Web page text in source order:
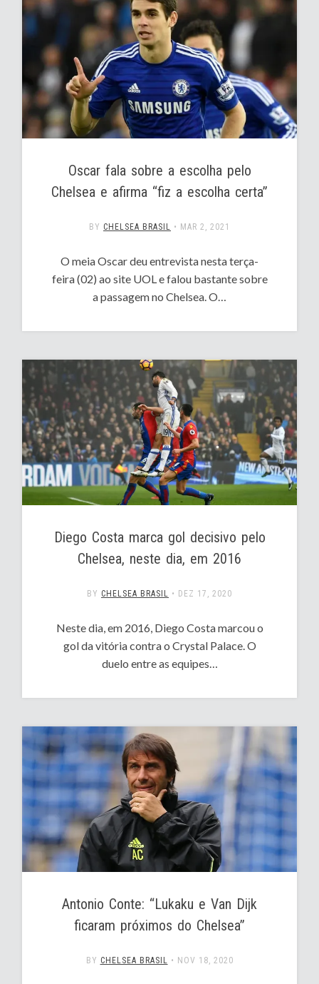
Oscar fala sobre a escolha pelo
Chelsea e afirma “fiz a escolha certa”
BY CHELSEA BRASIL • MAR 2, 2021
O meia Oscar deu entrevista nesta terça-
feira (02) ao site UOL e falou bastante sobre
a passagem no Chelsea. O…
Diego Costa marca gol decisivo pelo
Chelsea, neste dia, em 2016
BY CHELSEA BRASIL • DEZ 17, 2020
Neste dia, em 2016, Diego Costa marcou o
gol da vitória contra o Crystal Palace. O
duelo entre as equipes…
Antonio Conte: “Lukaku e Van Dijk
ficaram próximos do Chelsea”
BY CHELSEA BRASIL • NOV 18, 2020